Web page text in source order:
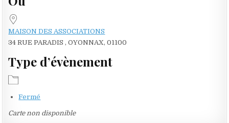
MAISON DES ASSOCIATIONS
34 RUE PARADIS , OYONNAX, 01100
Type d’évènement
Fermé
Carte non disponible